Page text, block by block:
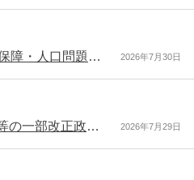
令和6年度の社会保障給付費は138兆円台 3年ぶりの増加で過去2番目の水準（国立社会保障・人口問題研究所） 2026年7月30日
高額療養費制度の見直し（令和8年8月・令和9年8月～）の根拠となる健康保険法施行令等の一部改正政令を官報に公布 厚労省の専用ページも更新 2026年7月29日